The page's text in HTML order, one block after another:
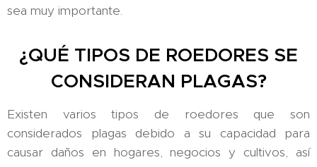
sea muy importante.
¿QUÉ TIPOS DE ROEDORES SE
CONSIDERAN PLAGAS?
Existen varios tipos de roedores que son
considerados plagas debido a su capacidad para
causar daños en hogares, negocios y cultivos, así